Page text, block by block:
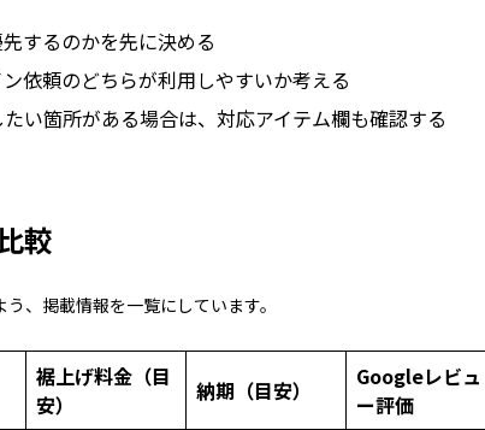
するのかを先に決める
依頼のどちらが利用しやすいか考える
い箇所がある場合は、対応アイテム欄も確認する
較
、掲載情報を一覧にしています。
裾上げ料金（目
安）
納期（目安）
Googleレビュ
ー評価